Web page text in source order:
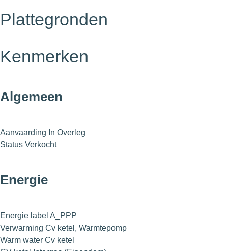
Plattegronden
Kenmerken
Algemeen
Aanvaarding In Overleg
Status Verkocht
Energie
Energie label A_PPP
Verwarming Cv ketel, Warmtepomp
Warm water Cv ketel